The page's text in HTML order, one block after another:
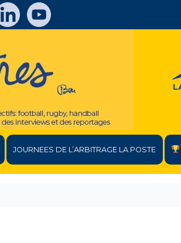
JOURNEES DE L’ARBITRAGE LA POSTE